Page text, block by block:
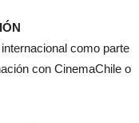
como parte
con CinemaChile o